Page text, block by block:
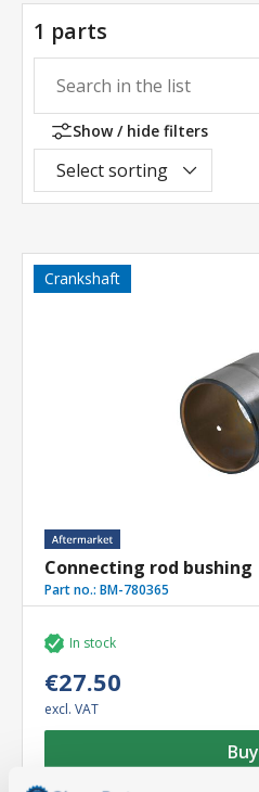
1 parts
Show / hide filters
Select sorting
Crankshaft
Connecting rod bushing
Part no.: BM-780365
In stock
€27.50
excl. VAT
Buy